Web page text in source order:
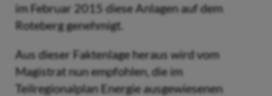
im Februar 2015 diese Anlagen auf dem
Roteberg genehmigt.
Aus dieser Faktenlage heraus wird vom
Magistrat nun empfohlen, die im
Teilregionalplan Energie ausgewiesenen